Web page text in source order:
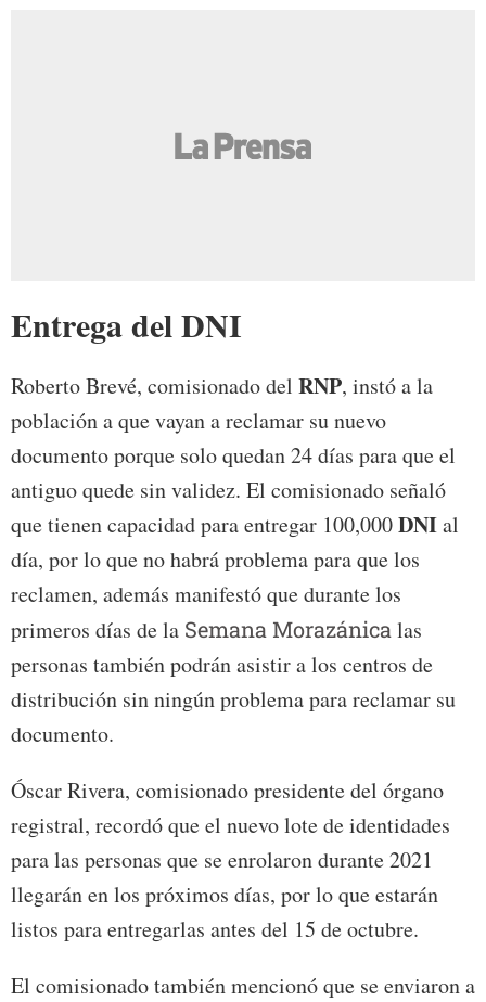
Entrega del DNI
Roberto Brevé, comisionado del RNP, instó a la
población a que vayan a reclamar su nuevo
documento porque solo quedan 24 días para que el
antiguo quede sin validez. El comisionado señaló
que tienen capacidad para entregar 100,000DNIal
día, por lo que no habrá problema para que los
reclamen, además manifestó que durante los
primeros días de la Semana Morazánicalas
personas también podrán asistir a los centros de
distribución sin ningún problema para reclamar su
documento.
Óscar Rivera, comisionado presidente del órgano
registral, recordó que el nuevo lote de identidades
para las personas que se enrolaron durante 2021
llegarán en los próximos días, por lo que estarán
listos para entregarlas antes del 15 de octubre.
El comisionado también mencionó que se enviaron a